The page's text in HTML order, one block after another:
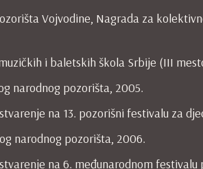
Vojvodine, Nagrada za
i baletskih škola Srbije (III
narodnog pozorišta, 2005.
na 13. pozorišni festivalu za
narodnog pozorišta, 2006.
na 6. međunarodnom